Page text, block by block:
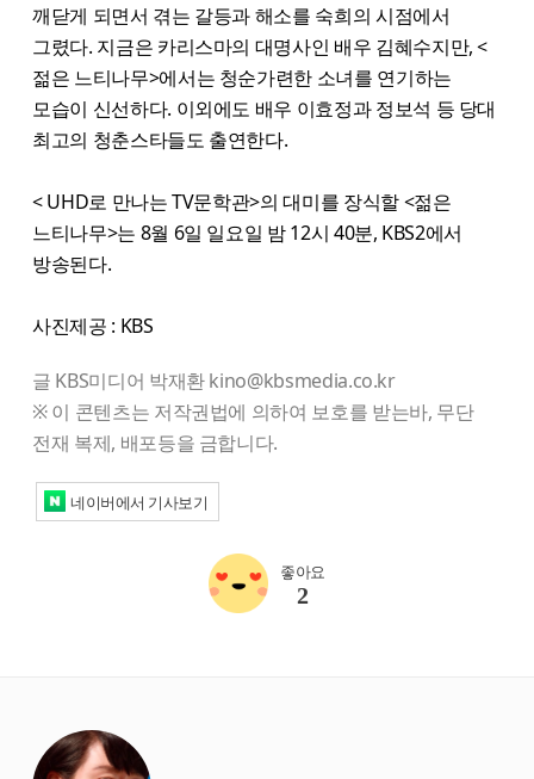
깨닫게 되면서 겪는 갈등과 해소를 숙희의 시점에서
그렸다. 지금은 카리스마의 대명사인 배우 김혜수지만, <
젊은 느티나무>에서는 청순가련한 소녀를 연기하는
모습이 신선하다. 이외에도 배우 이효정과 정보석 등 당대
최고의 청춘스타들도 출연한다.
< UHD로 만나는 TV문학관>의 대미를 장식할 <젊은
느티나무>는 8월 6일 일요일 밤 12시 40분, KBS2에서
방송된다.
사진제공 : KBS
글 KBS미디어 박재환 kino@kbsmedia.co.kr
※ 이 콘텐츠는 저작권법에 의하여 보호를 받는바, 무단
전재 복제, 배포등을 금합니다.
네이버에서 기사보기
좋아요
2